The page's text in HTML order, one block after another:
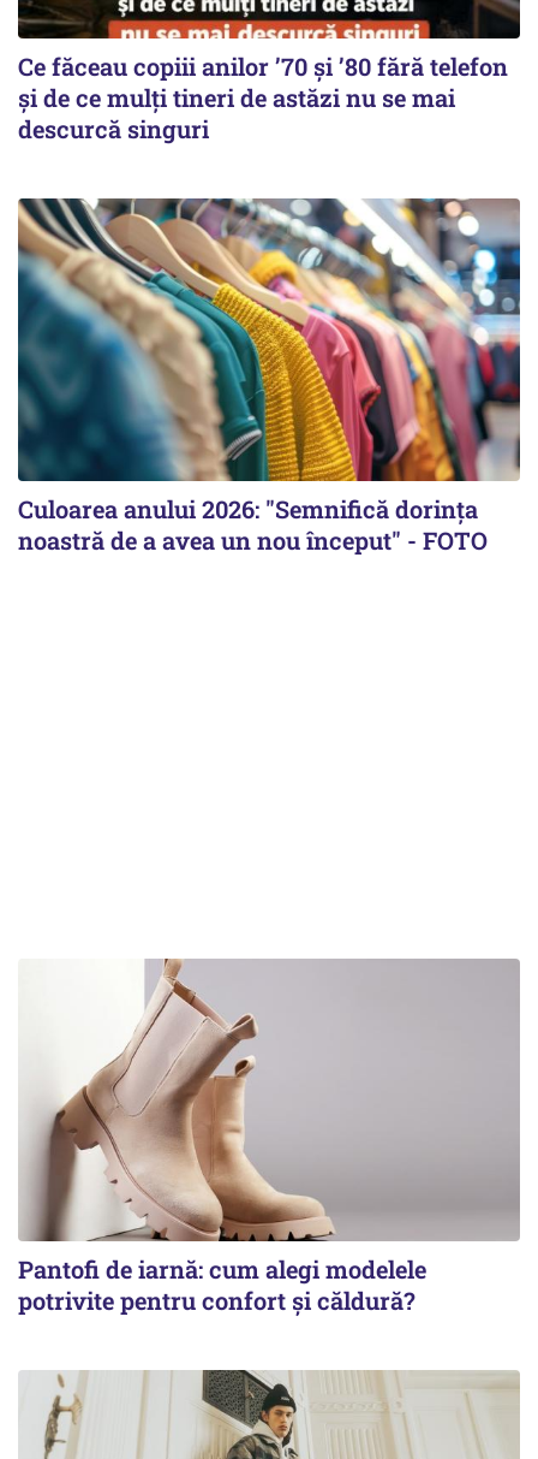
Ce făceau copiii anilor ’70 și ’80 fără telefon
și de ce mulți tineri de astăzi nu se mai
descurcă singuri
Culoarea anului 2026: "Semnifică dorința
noastră de a avea un nou început" - FOTO
Pantofi de iarnă: cum alegi modelele
potrivite pentru confort și căldură?